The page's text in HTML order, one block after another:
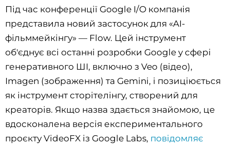
Під час конференції Google I/O компанія
представила новий застосунок для «AI-
фільммейкінгу» — Flow. Цей інструмент
об'єднує всі останні розробки Google у сфері
генеративного ШІ, включно з Veo (відео),
Imagen (зображення) та Gemini, і позиціюється
як інструмент сторітелінгу, створений для
креаторів. Якщо назва здається знайомою, це
вдосконалена версія експериментального
проєкту VideoFX із Google Labs, повідомляє